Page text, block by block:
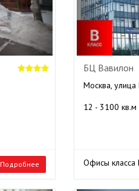
Подробнее
БЦ Вавилон
Москва,
12 - 3100 кв.м
Офисы класса